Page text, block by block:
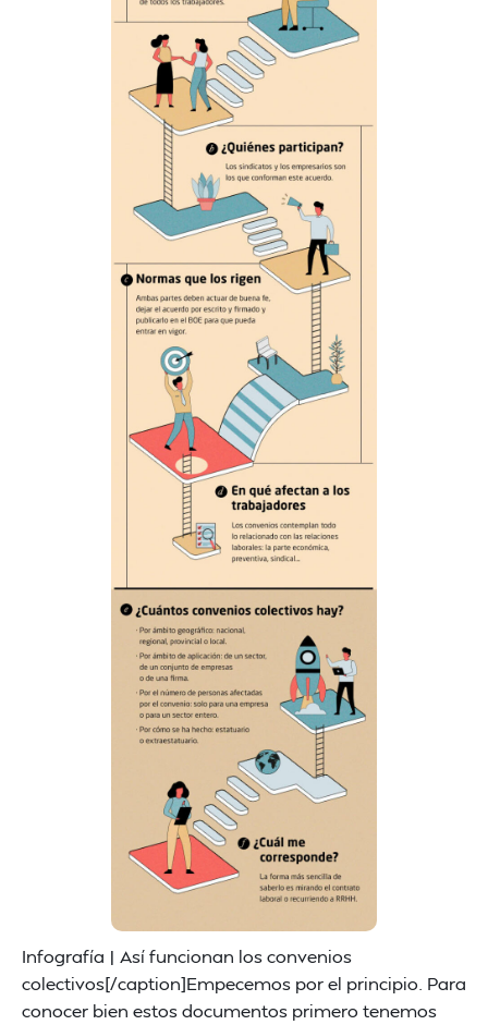
Infografía | Así funcionan los convenios
colectivos[/caption]Empecemos por el principio. Para
conocer bien estos documentos primero tenemos